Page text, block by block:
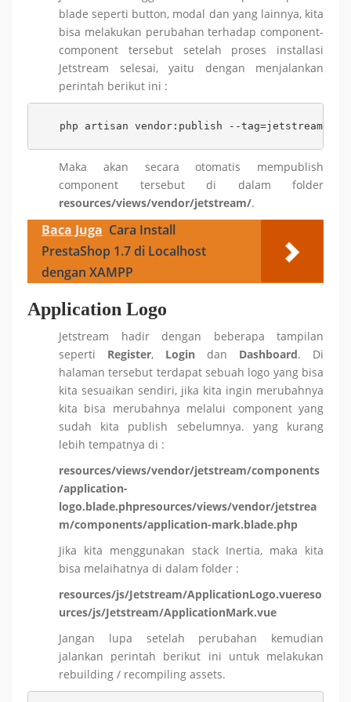
blade seperti button, modal dan yang lainnya, kita
bisa melakukan perubahan terhadap component-
component tersebut setelah proses installasi
Jetstream selesai, yaitu dengan menjalankan
perintah berikut ini :
php artisan vendor:publish --tag=jetstream-
Maka akan secara otomatis mempublish
component tersebut di dalam folder
resources/views/vendor/jetstream/.
Baca Juga Cara Install
PrestaShop 1.7 di Localhost
dengan XAMPP
Application Logo
Jetstream hadir dengan beberapa tampilan
seperti Register, Login dan Dashboard. Di
halaman tersebut terdapat sebuah logo yang bisa
kita sesuaikan sendiri, jika kita ingin merubahnya
kita bisa merubahnya melalui component yang
sudah kita publish sebelumnya. yang kurang
lebih tempatnya di :
resources/views/vendor/jetstream/components
/application-
logo.blade.phpresources/views/vendor/jetstrea
m/components/application-mark.blade.php
Jika kita menggunakan stack Inertia, maka kita
bisa melaihatnya di dalam folder :
resources/js/Jetstream/ApplicationLogo.vuereso
urces/js/Jetstream/ApplicationMark.vue
Jangan lupa setelah perubahan kemudian
jalankan perintah berikut ini untuk melakukan
rebuilding / recompiling assets.